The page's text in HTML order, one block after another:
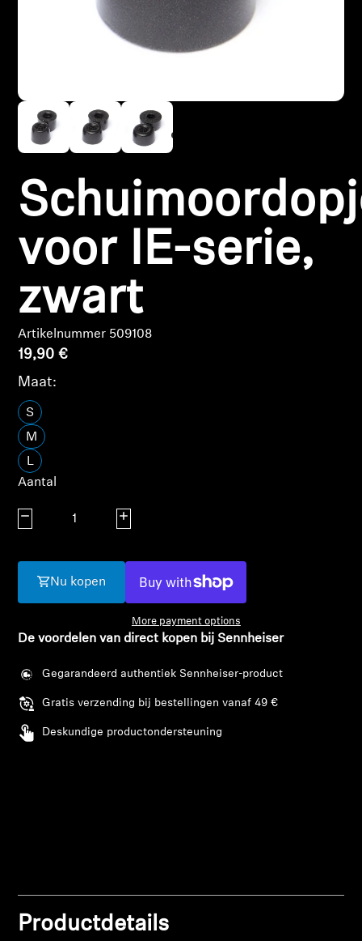
Koptelefoononderdelen en accessoires
Gehoor per categorie
TV-koptelefoons voor gehoorondersteuning
Gehoorbronnen
Originele gehooronderdelengehoor en accessoires
Soundbars
Ontdek AMBEO
AMBEO-onderdelen en accessoires
Ontdekken
Over ons
Innovaties
Sound Space
Support
voor IE-serie,
zwart
Artikelnummer 509108
19,90 €
Maat:
S
M
L
Aantal
Aantal verlagen Aantal verhogen
Nu kopen
More payment options
De voordelen van direct kopen bij Sennheiser
Gegarandeerd authentiek Sennheiser-product
Gratis verzending bij bestellingen vanaf 49 €
Deskundige productondersteuning
Productdetails